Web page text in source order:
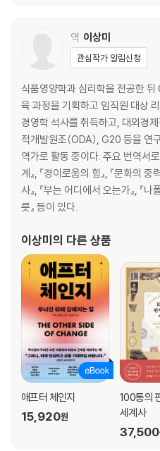
역 이상미
관심작가 알림신청
식품영양학과 심리학을 전공한
육 과정을 기획하고 임직원 대상
경영학 석사를 취득하고, 대외경
적개발원조(ODA), G20 등을 연
역가로 활동 중이다. 주요 번역서로
계』, 『경이로움의 힘』, 『문화의
사』, 『부는 어디에서 오는가』, 『
릇』 등이 있다.
이상미 의 다른 상품
애프터 체인지
15,920원
100통의
세계사
37,500